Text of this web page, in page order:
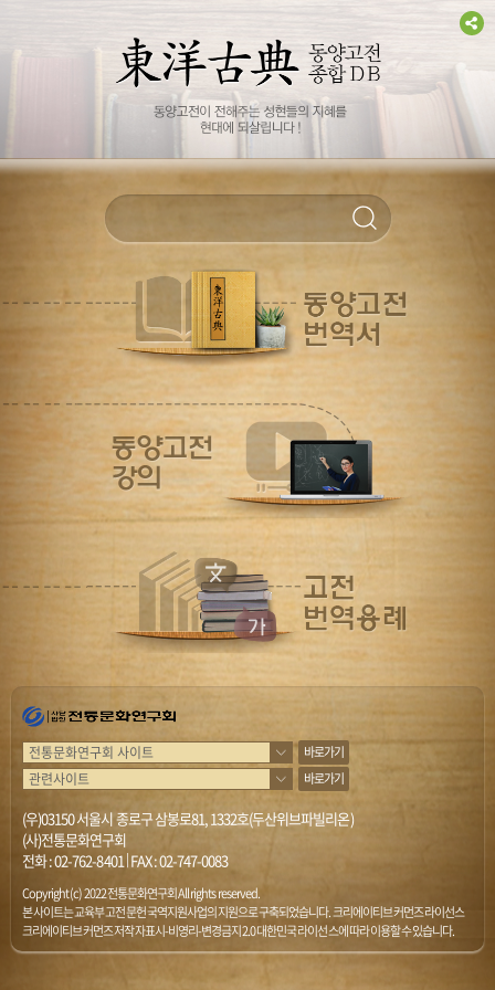
바로가기
바로가기
(우)03150 서울시 종로구 삼봉로81, 1332호(두산위브파빌리온)
(사)전통문화연구회
전화 :02-762-8401|FAX : 02-747-0083
Copyright (c) 2022 전통문화연구회 All rights reserved.
본 사이트는 교육부 고전문헌 국역지원사업의 지원으로 구축되었습니다. 크리에이티브 커먼즈 라이선스
크리에이티브 커먼즈 저작자표시-비영리-변경금지 2.0 대한민국 라이선스에 따라 이용할 수 있습니다.